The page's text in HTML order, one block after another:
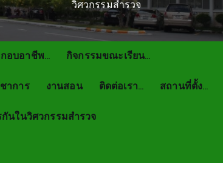
วิศวกรรมสำรวจ
กอบอาชีพ… กิจกรรมขณะเรียน…
าการ งานสอน ติดต่อเรา… สถานที่ตั้ง…
กันในวิศวกรรมสำรวจ